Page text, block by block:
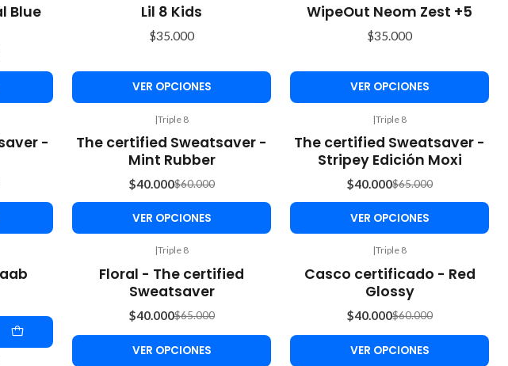
Blue
Lil 8 Kids
$35.000
VER OPCIONES
WipeOut Neom Zest +5
$35.000
VER OPCIONES
-
-33%
OFF
|Triple 8
The certified Sweatsaver -
Mint Rubber
$40.000$60.000
VER OPCIONES
-38%
OFF
|Triple 8
The certified Sweatsaver -
Stripey Edición Moxi
$40.000$65.000
VER OPCIONES
|Triple 8
Floral - The certified
Sweatsaver
$40.000$65.000
VER OPCIONES
OFF
|Triple 8
Casco certificado - Red
Glossy
$40.000$60.000
VER OPCIONES